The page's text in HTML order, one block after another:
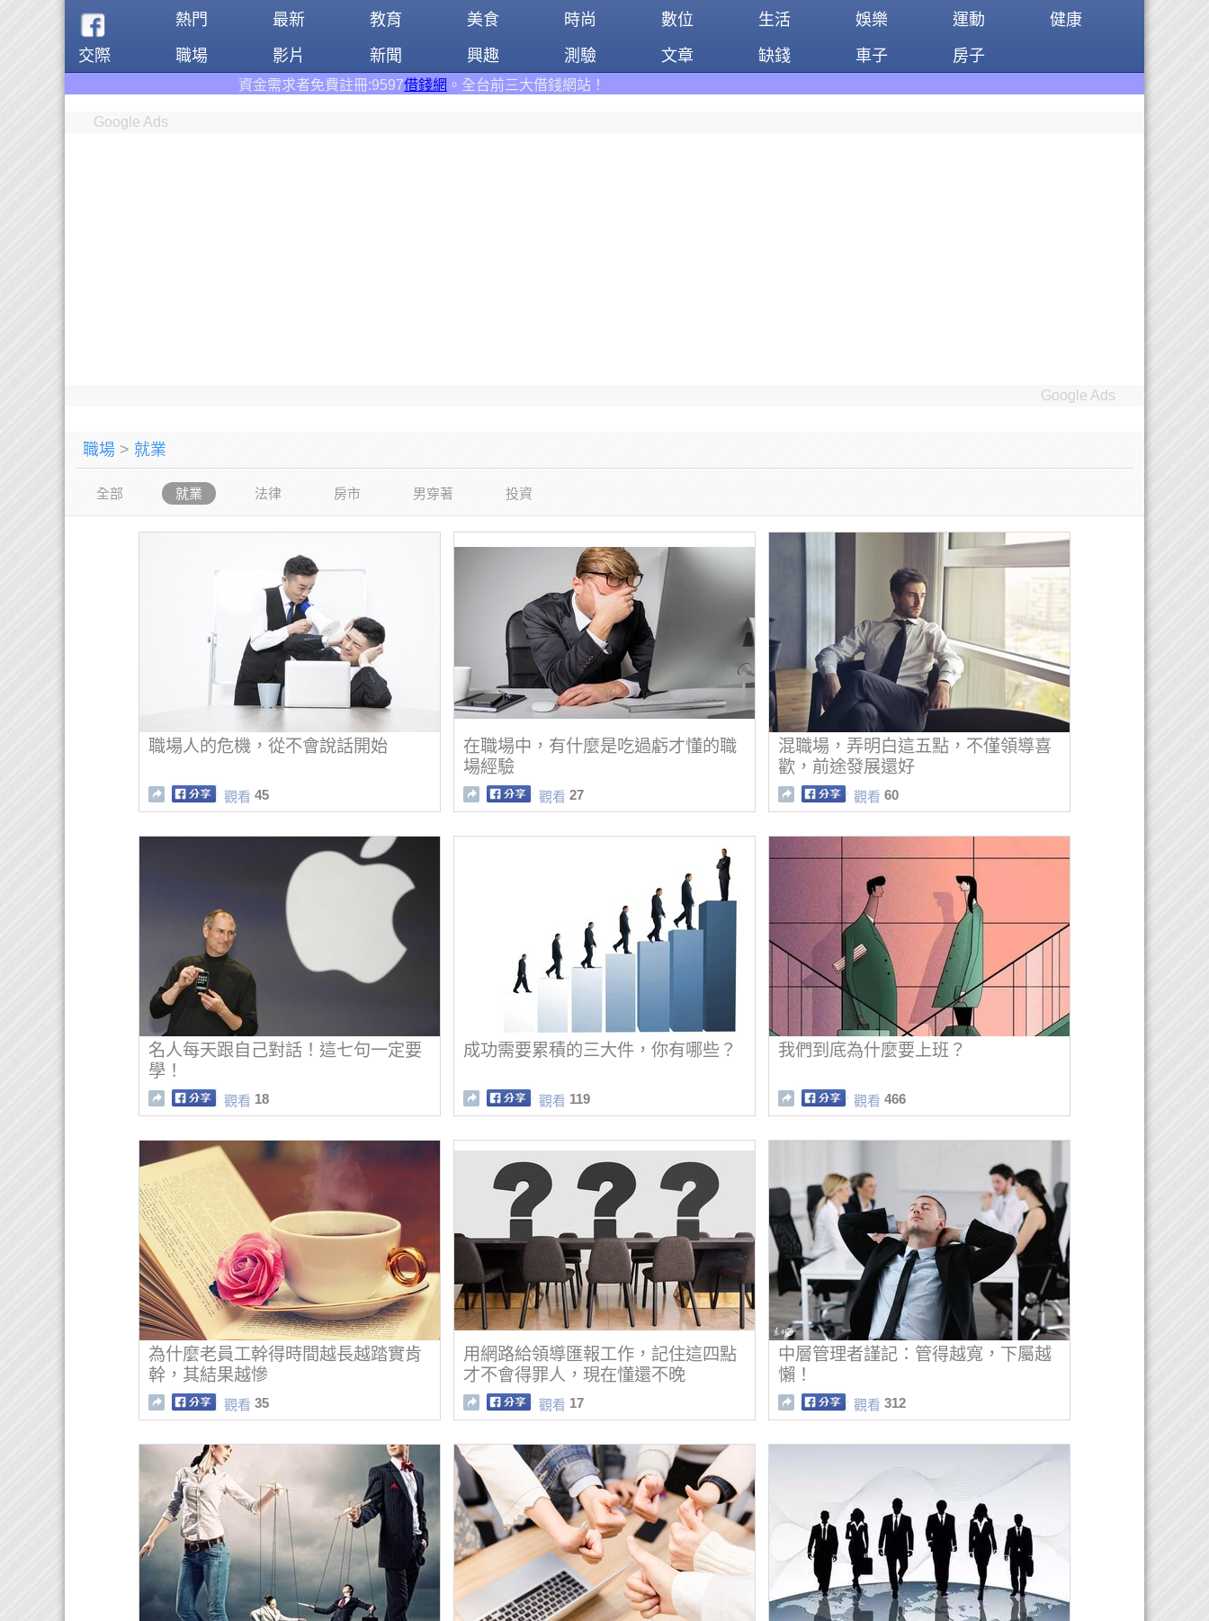
熱門 最新 教育 美食 時尚 數位 生活 娛樂 運動
健康
交際
職場 影片 新聞 興趣 測驗 文章 缺錢 車子 房子
資金需求者免費註冊:9597借錢網。全台前三大借錢網站！
Google Ads
Google Ads
職場 > 就業
全部 就業 法律 房市 男穿著 投資
職場人的危機，從不會說話開始
觀看 45
在職場中，有什麼是吃過虧才懂的職
場經驗
觀看 27
混職場，弄明白這五點，不僅領導喜
歡，前途發展還好
觀看 60
名人每天跟自己對話！這七句一定要
學！
觀看 18
成功需要累積的三大件，你有哪些？
觀看 119
我們到底為什麼要上班？
觀看 466
為什麼老員工幹得時間越長越踏實肯
幹，其結果越慘
觀看 35
用網路給領導匯報工作，記住這四點
才不會得罪人，現在懂還不晚
觀看 17
中層管理者謹記：管得越寬，下屬越
懶！
觀看 312